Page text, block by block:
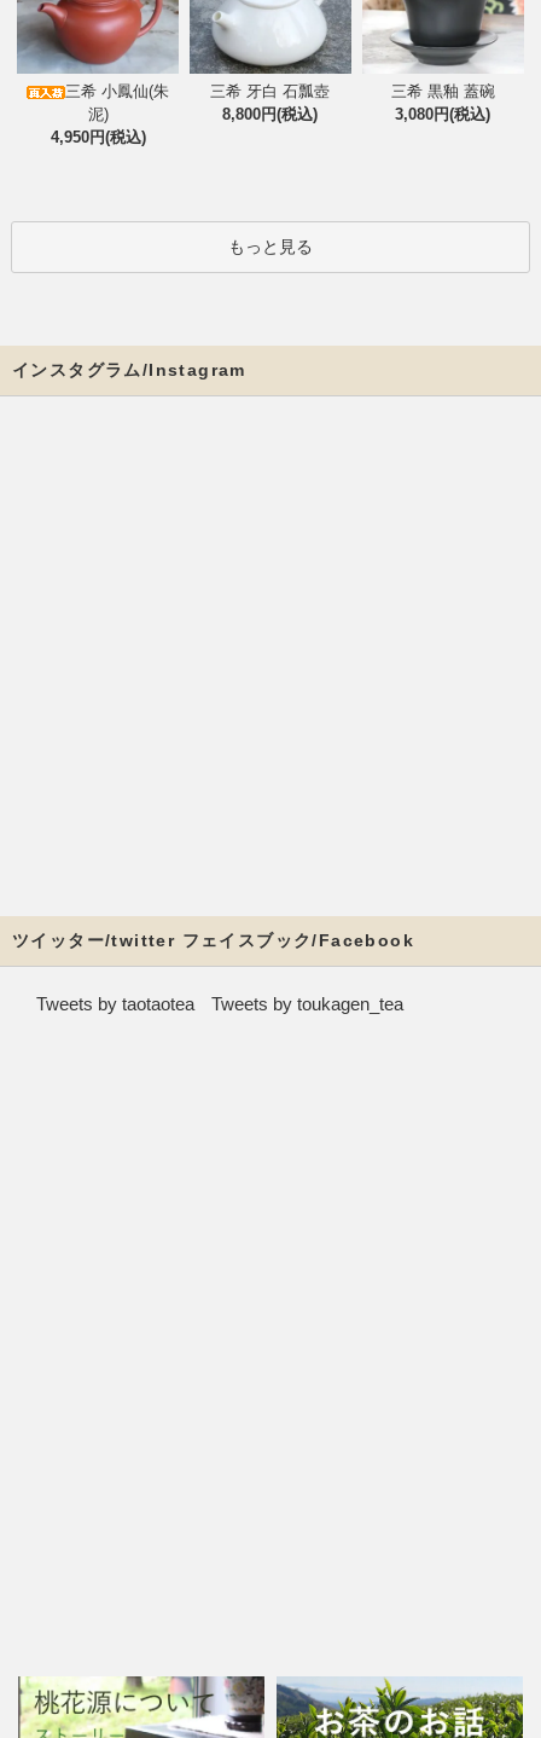
三希 小鳳仙(朱
泥)
4,950円(税込)
三希 牙白 石瓢壺
8,800円(税込)
三希 黒釉 蓋碗
3,080円(税込)
もっと見る
インスタグラム/Instagram
ツイッター/twitter フェイスブック/Facebook
Tweets by taotaotea Tweets by toukagen_tea